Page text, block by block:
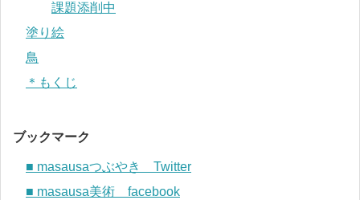
課題添削中
塗り絵
鳥
＊もくじ
ブックマーク
■ masausaつぶやき Twitter
■ masausa美術 facebook